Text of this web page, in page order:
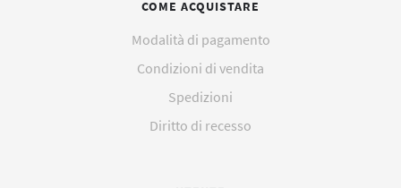
COME ACQUISTARE
Modalità di pagamento
Condizioni di vendita
Spedizioni
Diritto di recesso